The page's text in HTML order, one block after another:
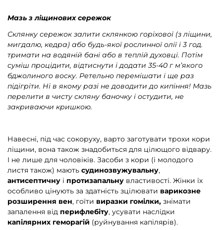
Мазь з ліщинових сережок
Склянку сережок залити склянкою горіхової (з ліщини,
мигдалю, кедра) або будь-якої рослинної олії і 3 год.
тримати на водяній бані або в теплій духовці. Потім
суміш процідити, відтиснути і додати 35-40 г м’якого
бджолиного воску. Ретельно перемішати і ще раз
підігріти. Ні в якому разі не доводити до кипіння! Мазь
перелити в чисту скляну баночку і остудити, не
закриваючи кришкою.
Навесні, під час сокоруху, варто заготувати трохи кори
ліщини, вона також знадобиться для цілющого відвару.
І не лише для чоловіків. Засоби з кори (і молодого
листя також) мають судинозвужувальну,
антисептичну і протизапальну властивості. Жінки їх
особливо цінують за здатність зцілювати варикозне
розширення вен, гоїти виразки гомілки, знімати
запалення від перифлебіту, усувати наслідки
капілярних геморагій (руйнування капілярів).